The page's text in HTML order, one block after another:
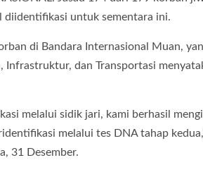
diidentifikasi untuk sementara ini.
di Bandara Internasional Muan,
Infrastruktur, dan Transportasi
melalui sidik jari, kami berhasil
melalui tes DNA tahap
31 Desember.